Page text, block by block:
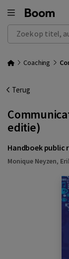
Zoek op titel,
Coaching
Terug
editie)
Handboek public
Monique Neyzen,